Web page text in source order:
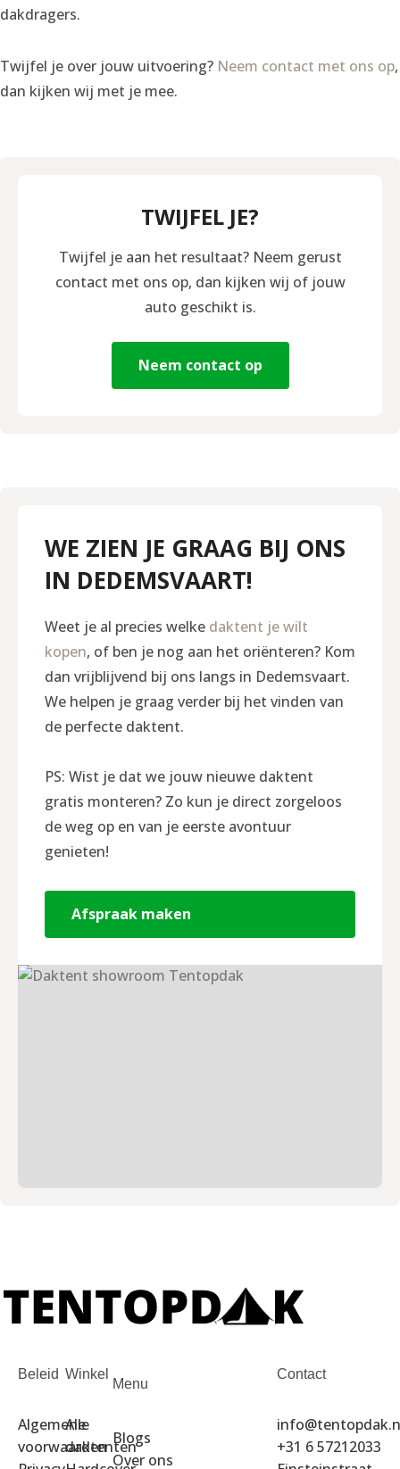
dakdragers.
Twijfel je over jouw uitvoering? Neem contact met ons op,
dan kijken wij met je mee.
TWIJFEL JE?
Twijfel je aan het resultaat? Neem gerust
contact met ons op, dan kijken wij of jouw
auto geschikt is.
Neem contact op
WE ZIEN JE GRAAG BIJ ONS
IN DEDEMSVAART!
Weet je al precies welke daktent je wilt
kopen, of ben je nog aan het oriënteren? Kom
dan vrijblijvend bij ons langs in Dedemsvaart.
We helpen je graag verder bij het vinden van
de perfecte daktent.
PS: Wist je dat we jouw nieuwe daktent
gratis monteren? Zo kun je direct zorgeloos
de weg op en van je eerste avontuur
genieten!
Afspraak maken
Beleid
Algemene
voorwaarden
Winkel
Alle
daktenten
Menu
Blogs
Over ons
Contact
+31 6 57212033